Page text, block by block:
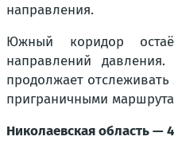
направления.
Южный коридор
направлений
продолжает
приграничными
Николаевская область —